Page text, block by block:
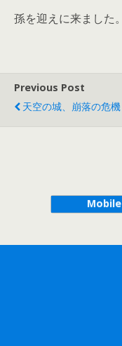
孫を迎えに来ました。
Previous Post
天空の城、崩落の危機
Mobile